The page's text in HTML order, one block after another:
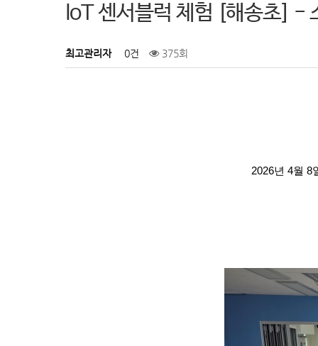
IoT 센서블럭 체험 [해송초] -
최고관리자 0건 375회
2026년 4월 8